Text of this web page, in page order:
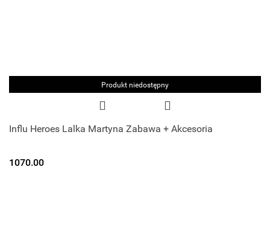
Produkt niedostępny
Influ Heroes Lalka Martyna Zabawa + Akcesoria
1070.00